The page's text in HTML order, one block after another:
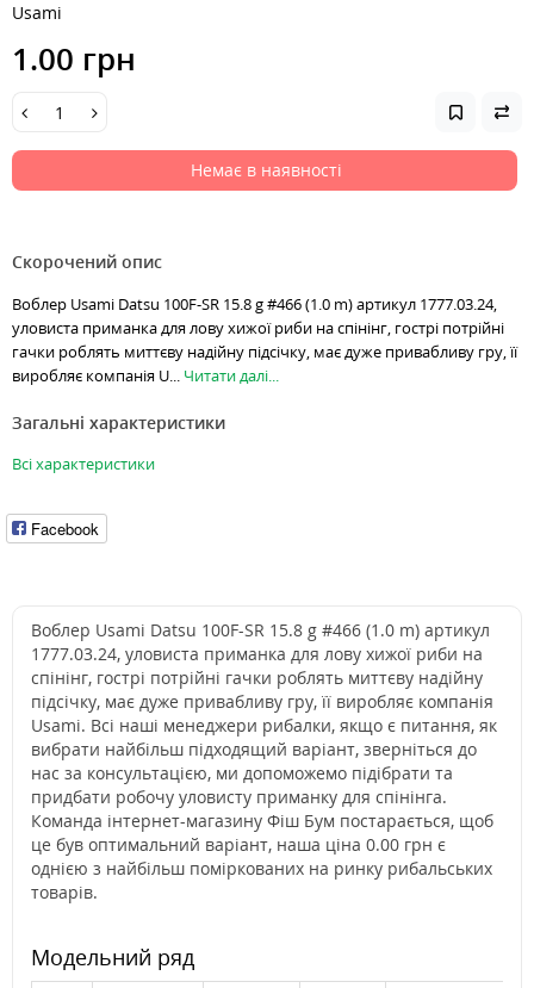
Usami
1.00 грн
Немає в наявності
Скорочений опис
Воблер Usami Datsu 100F-SR 15.8 g #466 (1.0 m) артикул 1777.03.24,
уловиста приманка для лову хижої риби на спінінг, гострі потрійні
гачки роблять миттєву надійну підсічку, має дуже привабливу гру, її
виробляє компанія U... Читати далі...
Загальні характеристики
Всі характеристики
Facebook
Воблер Usami Datsu 100F-SR 15.8 g #466 (1.0 m) артикул
1777.03.24, уловиста приманка для лову хижої риби на
спінінг, гострі потрійні гачки роблять миттєву надійну
підсічку, має дуже привабливу гру, її виробляє компанія
Usami. Всі наші менеджери рибалки, якщо є питання, як
вибрати найбільш підходящий варіант, зверніться до
нас за консультацією, ми допоможемо підібрати та
придбати робочу уловисту приманку для спінінга.
Команда інтернет-магазину Фіш Бум постарається, щоб
це був оптимальний варіант, наша ціна 0.00 грн є
однією з найбільш поміркованих на ринку рибальських
товарів.
Модельний ряд